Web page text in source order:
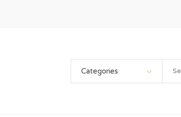
Categories